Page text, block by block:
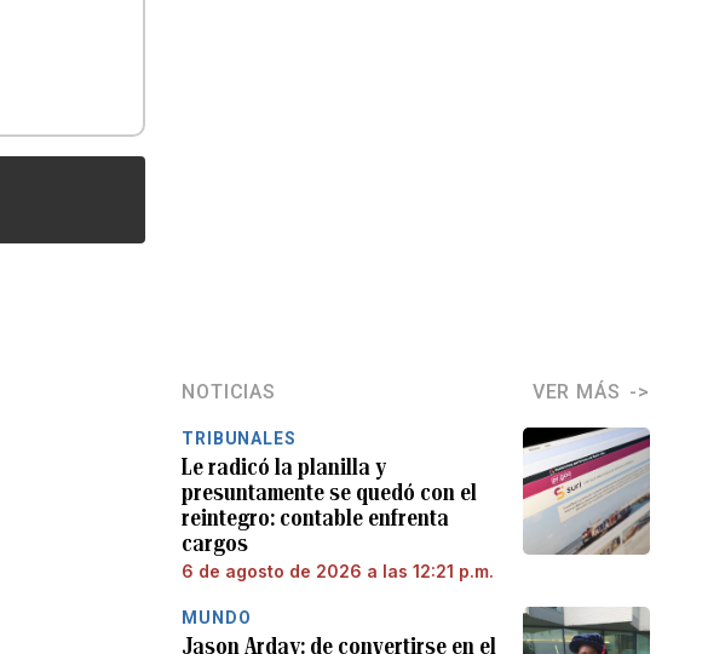
NOTICIAS VER MÁS
TRIBUNALES
Le radicó la planilla y
presuntamente se quedó con el
reintegro: contable enfrenta
cargos
6 de agosto de 2026 a las 12:21 p.m.
MUNDO
Jason Arday: de convertirse en el